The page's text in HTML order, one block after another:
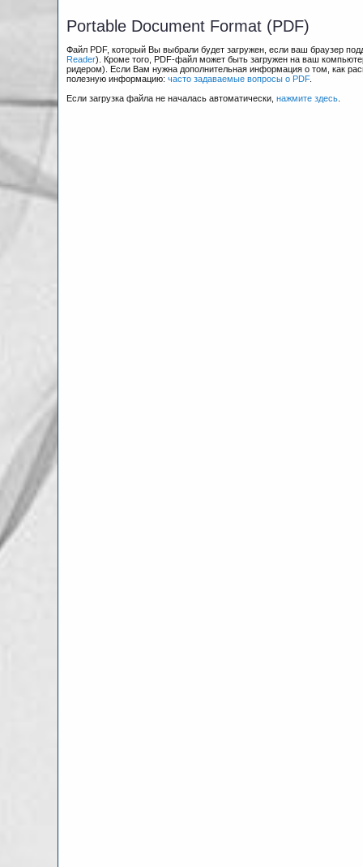
Portable Document Format (PDF)
Файл PDF, который Вы выбрали будет загружен, если ваш браузер
Reader). Кроме того, PDF-файл может быть загружен на ваш
ридером). Если Вам нужна дополнительная информация о том, как
полезную информацию:часто задаваемые вопросы о PDF.
Если загрузка файла не началась автоматически,нажмите здесь